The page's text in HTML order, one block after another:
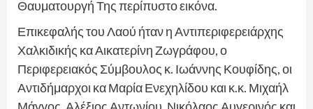
Θαυματουργή Της περίπυστο εικόνα.
Επικεφαλής του Λαού ήταν η Αντιπεριφερειάρχης
Χαλκιδικής κα Αικατερίνη Ζωγράφου, ο
Περιφερειακός Σύμβουλος κ. Ιωάννης Κουφίδης, οι
Αντιδήμαρχοι κα Μαρία Ενεχηλίδου και κ.κ. Μιχαήλ
Μάγγος, Αλέξιος Αντωνίου, Νικόλαος Αυγερινός και